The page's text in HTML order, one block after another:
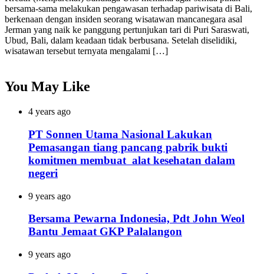
bersama-sama melakukan pengawasan terhadap pariwisata di Bali,
berkenaan dengan insiden seorang wisatawan mancanegara asal
Jerman yang naik ke panggung pertunjukan tari di Puri Saraswati,
Ubud, Bali, dalam keadaan tidak berbusana. Setelah diselidiki,
wisatawan tersebut ternyata mengalami […]
You May Like
4 years ago
PT Sonnen Utama Nasional Lakukan
Pemasangan tiang pancang pabrik bukti
komitmen membuat alat kesehatan dalam
negeri
9 years ago
Bersama Pewarna Indonesia, Pdt John Weol
Bantu Jemaat GKP Palalangon
9 years ago